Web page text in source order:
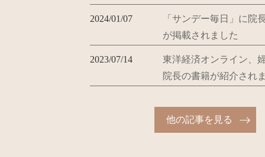
2024/01/07
「サンデー毎日」に院
が掲載されました
2023/07/14
東洋経済オンライン、
院長の書籍が紹介され
他の記事を見る